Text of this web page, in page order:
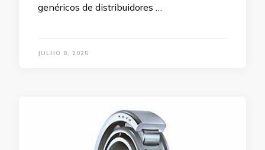
genéricos de distribuidores …
JULHO 8, 2025